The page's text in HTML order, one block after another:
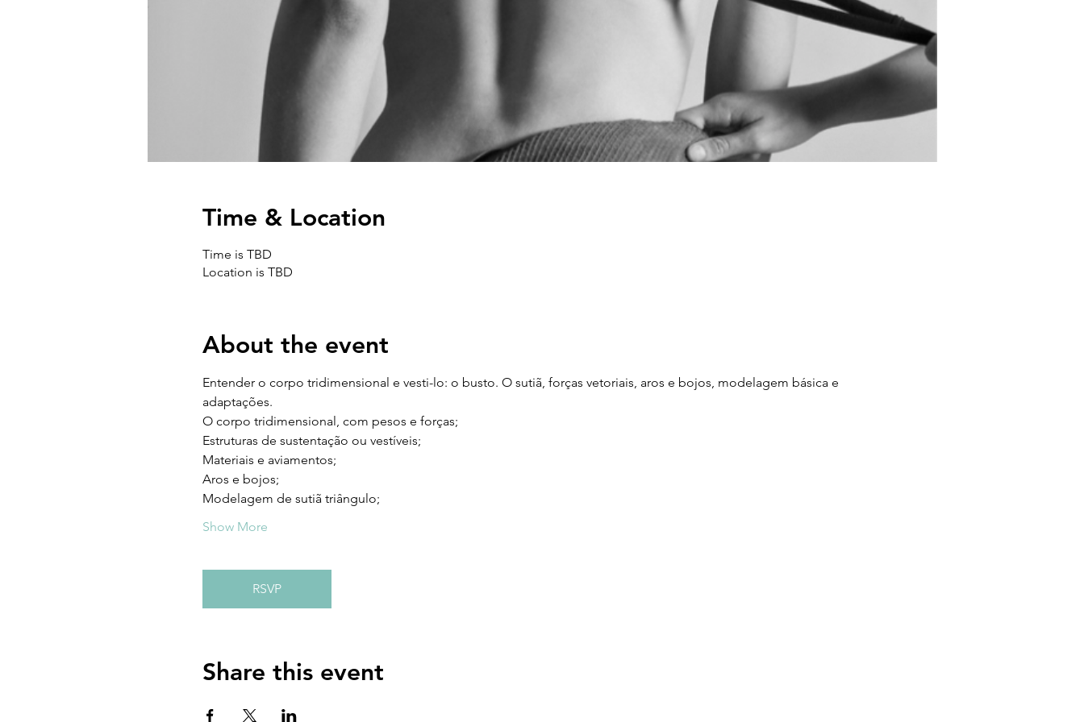
Time & Location
Time is TBD
Location is TBD
About the event
Entender o corpo tridimensional e vesti-lo: o busto. O sutiã, forças vetoriais, aros e bojos, modelagem básica e
adaptações.
O corpo tridimensional, com pesos e forças;
Estruturas de sustentação ou vestíveis;
Materiais e aviamentos;
Aros e bojos;
Modelagem de sutiã triângulo;
Show More
RSVP
Share this event